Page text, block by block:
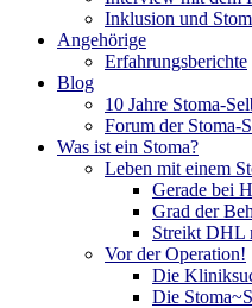
Inklusion und
Angehörige
Erfahrungsberichte
Blog
10 Jahre Stoma-
Forum der Stoma-
Was ist ein Stoma?
Leben mit einem
Gerade bei
Grad der
Streikt DHL
Vor der Operation!
Die
Die